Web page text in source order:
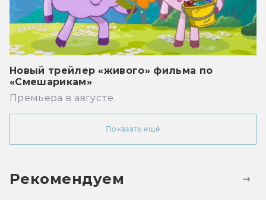
Новый трейлер «живого» фильма по
«Смешарикам»
Премьера в августе.
Показать ещё
Рекомендуем